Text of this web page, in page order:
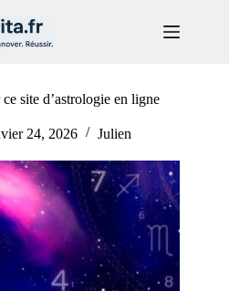
site d’astrologie en ligne
24, 2026 Julien